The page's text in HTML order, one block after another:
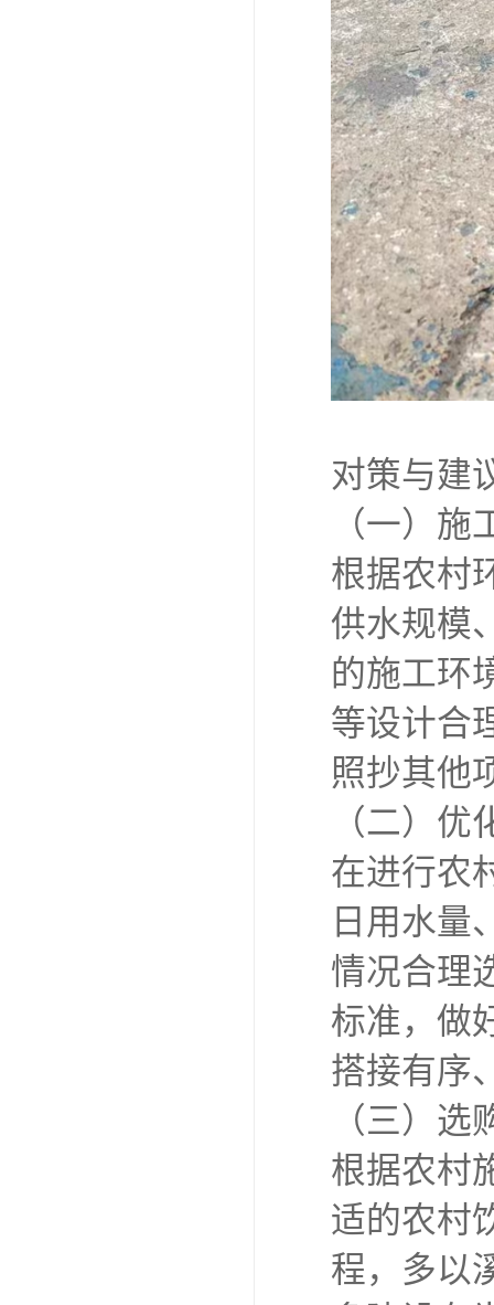
对策与建
（一）
根据农村
供水规模
的施工环
等设计合
照抄其他
（二）
在进行农
日用水量
情况合理
标准，做
搭接有序
（三）
根据农村
适的农村
程，多以